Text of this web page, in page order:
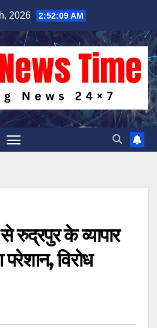
2026 2:52:09 AM
रुद्रपुर के व्यापार
विरोध